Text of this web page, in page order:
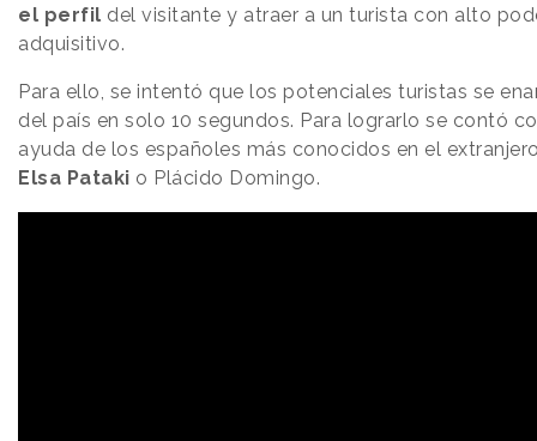
el perfil del visitante y atraer a un turista con alto
adquisitivo.
Para ello, se intentó que los potenciales turistas se
del país en solo 10 segundos. Para lograrlo se contó
ayuda de los españoles más conocidos en el
Elsa Pataki o Plácido Domingo.